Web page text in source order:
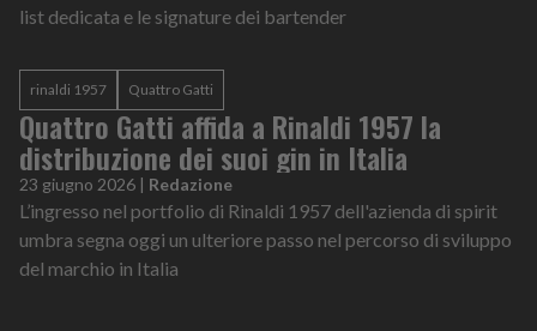
list dedicata e le signature dei bartender
rinaldi 1957 Quattro Gatti
Quattro Gatti affida a Rinaldi 1957 la
distribuzione dei suoi gin in Italia
23 giugno 2026 | Redazione
L’ingresso nel portfolio di Rinaldi 1957 dell'azienda di spirit
umbra segna oggi un ulteriore passo nel percorso di sviluppo
del marchio in Italia